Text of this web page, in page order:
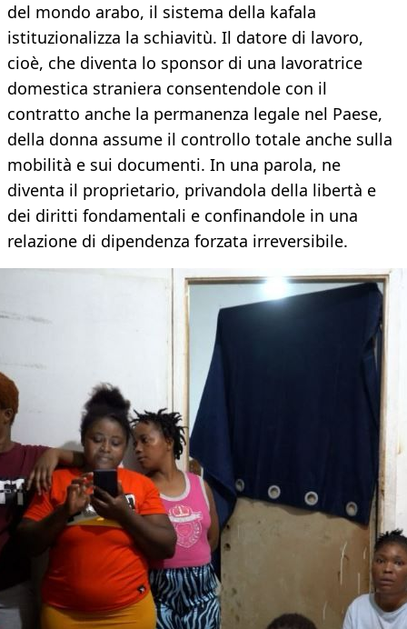
del mondo arabo, il sistema della kafala
istituzionalizza la schiavitù. Il datore di lavoro,
cioè, che diventa lo sponsor di una lavoratrice
domestica straniera consentendole con il
contratto anche la permanenza legale nel Paese,
della donna assume il controllo totale anche sulla
mobilità e sui documenti. In una parola, ne
diventa il proprietario, privandola della libertà e
dei diritti fondamentali e confinandole in una
relazione di dipendenza forzata irreversibile.